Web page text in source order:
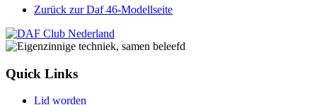
Zurück zur Daf 46-Modellseite
Quick Links
Lid worden